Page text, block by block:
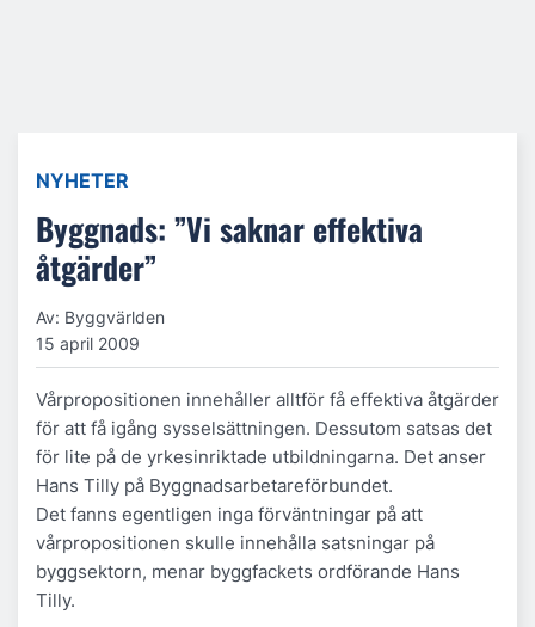
NYHETER
Byggnads: ”Vi saknar effektiva
åtgärder”
Av: Byggvärlden
15 april 2009
Vårpropositionen innehåller alltför få effektiva åtgärder
för att få igång sysselsättningen. Dessutom satsas det
för lite på de yrkesinriktade utbildningarna. Det anser
Hans Tilly på Byggnadsarbetareförbundet.
Det fanns egentligen inga förväntningar på att
vårpropositionen skulle innehålla satsningar på
byggsektorn, menar byggfackets ordförande Hans
Tilly.